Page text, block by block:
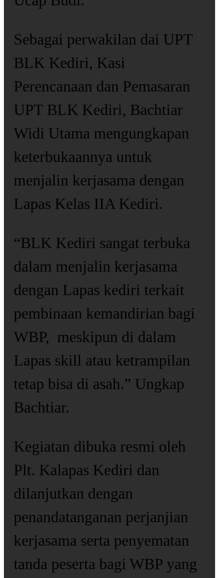
Sebagai perwakilan dai UPT
BLK Kediri, Kasi
Perencanaan dan Pemasaran
UPT BLK Kediri, Bachtiar
Widi Utama mengungkapan
keterbukaannya untuk
menjalin kerjasama dengan
Lapas Kelas IIA Kediri.
“BLK Kediri sangat terbuka
dalam menjalin kerjasama
dengan Lapas kediri terkait
pembinaan kemandirian bagi
WBP, meskipun di dalam
Lapas skill atau ketrampilan
tetap bisa di asah.” Ungkap
Bachtiar.
Kegiatan dibuka resmi oleh
Plt. Kalapas Kediri dan
dilanjutkan dengan
penandatanganan perjanjian
kerjasama serta penyematan
tanda peserta bagi WBP yang